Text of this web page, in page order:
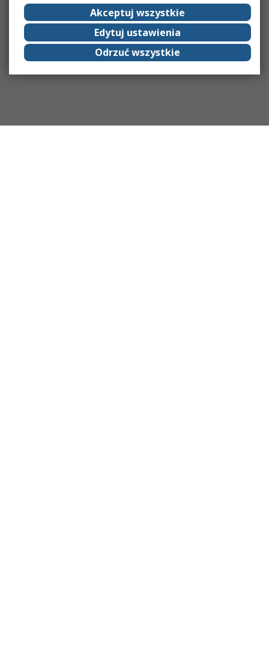
Akceptuj wszystkie
Edytuj ustawienia
Odrzuć wszystkie